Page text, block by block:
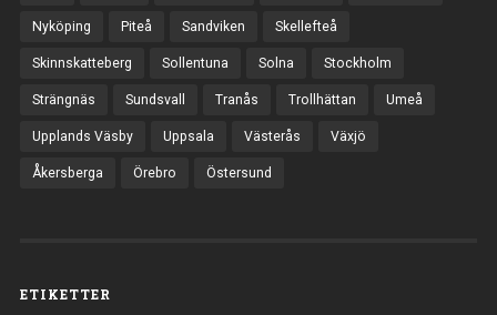
Nyköping Piteå Sandviken Skellefteå
Skinnskatteberg Sollentuna Solna Stockholm
Strängnäs Sundsvall Tranås Trollhättan Umeå
Upplands Väsby Uppsala Västerås Växjö
Åkersberga Örebro Östersund
ETIKETTER